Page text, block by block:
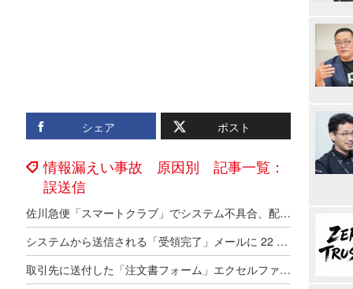
シェア ポスト
情報漏えい事故 原因別 記事一覧：
誤送信
佐川急便「スマートクラブ」でシステム不具合、配達予定通知メールの一部で本来と異なる顧客情報を表示
システムから送信される「受領完了」メールに 22 名の個人情報記載
取引先に送付した「注文書フォーム」エクセルファイル内に顧客リストが残存